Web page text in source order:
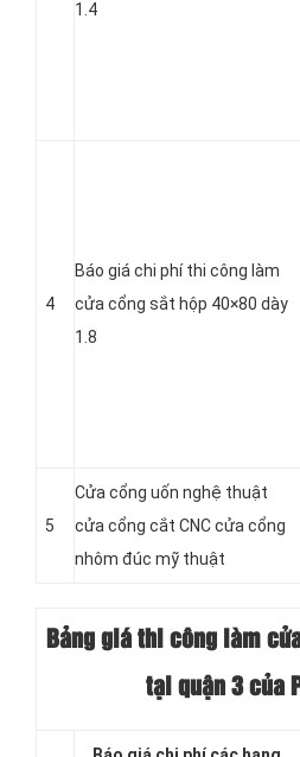
1.4
4
Báo giá chi phí thi công làm
cửa cổng sắt hộp 40×80 dày
1.8
5
Cửa cổng uốn nghệ thuật
cửa cổng cắt CNC cửa cổng
nhôm đúc mỹ thuật
Bảng giá thi công làm
tại quận 3 của